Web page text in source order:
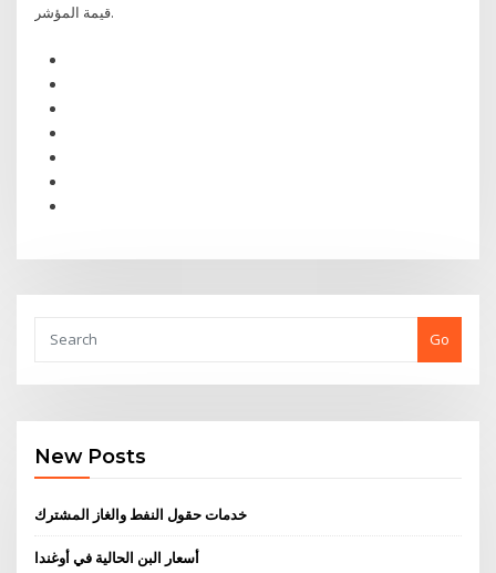
قيمة المؤشر.
Go
New Posts
خدمات حقول النفط والغاز المشترك
أسعار البن الحالية في أوغندا